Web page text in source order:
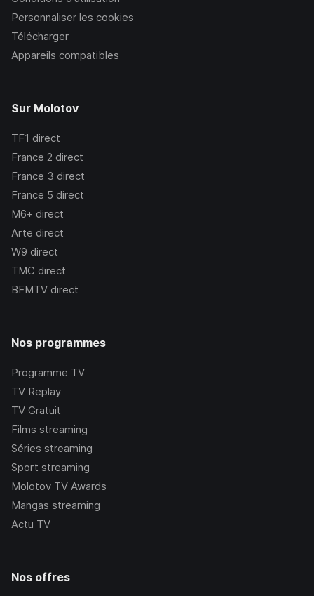
Personnaliser les cookies
Télécharger
Appareils compatibles
Sur Molotov
TF1 direct
France 2 direct
France 3 direct
France 5 direct
M6+ direct
Arte direct
W9 direct
TMC direct
BFMTV direct
Nos programmes
Programme TV
TV Replay
TV Gratuit
Films streaming
Séries streaming
Sport streaming
Molotov TV Awards
Mangas streaming
Actu TV
Nos offres